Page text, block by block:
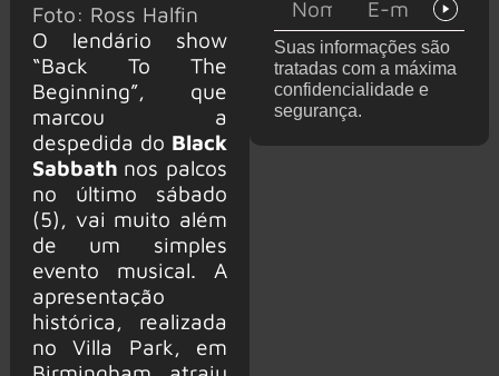
Foto: Ross Halfin
O lendário show
“Back To The
Beginning”, que
marcou a
despedida do Black
Sabbath nos palcos
no último sábado
(5), vai muito além
de um simples
evento musical. A
apresentação
histórica, realizada
no Villa Park, em
Unidos
Suas informações são
tratadas com a máxima
confidencialidade e
segurança.